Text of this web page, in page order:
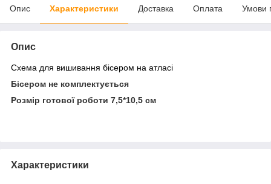
Опис Характеристики Доставка Оплата Умови
Опис
Схема для вишивання бісером на атласі
Бісером не комплектується
Розмір готової роботи 7,5*10,5 см
Характеристики